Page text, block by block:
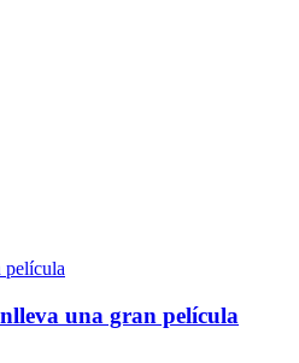
una gran película